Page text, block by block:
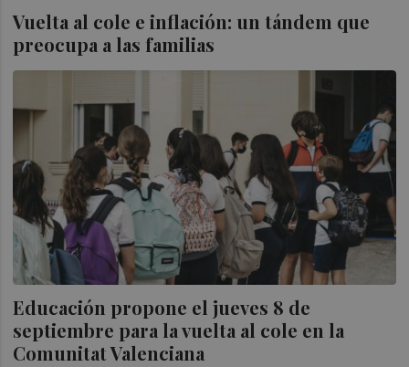
Vuelta al cole e inflación: un tándem que
preocupa a las familias
Educación propone el jueves 8 de
septiembre para la vuelta al cole en la
Comunitat Valenciana